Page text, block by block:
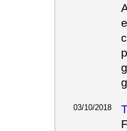
03/10/2018